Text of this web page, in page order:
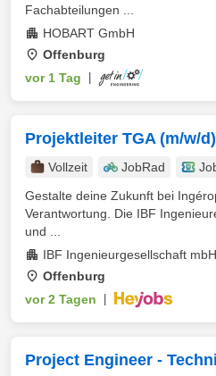
Fachabteilungen ...
HOBART GmbH
Offenburg
vor 1 Tag
Projektleiter TGA (m/w/
Vollzeit JobRad
Gestalte deine Zukunft bei
Verantwortung. Die IBF
und ...
IBF Ingenieurgesellschaft mbH
Offenburg
vor 2 Tagen
Project Engineer -